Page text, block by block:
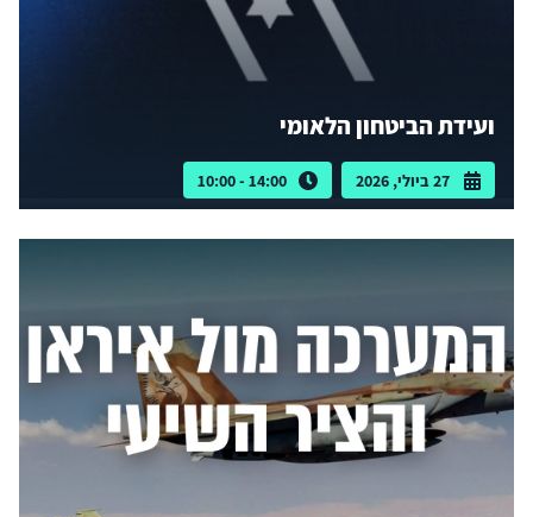
ועידת הביטחון הלאומי
27 ביולי, 2026 14:00 - 10:00